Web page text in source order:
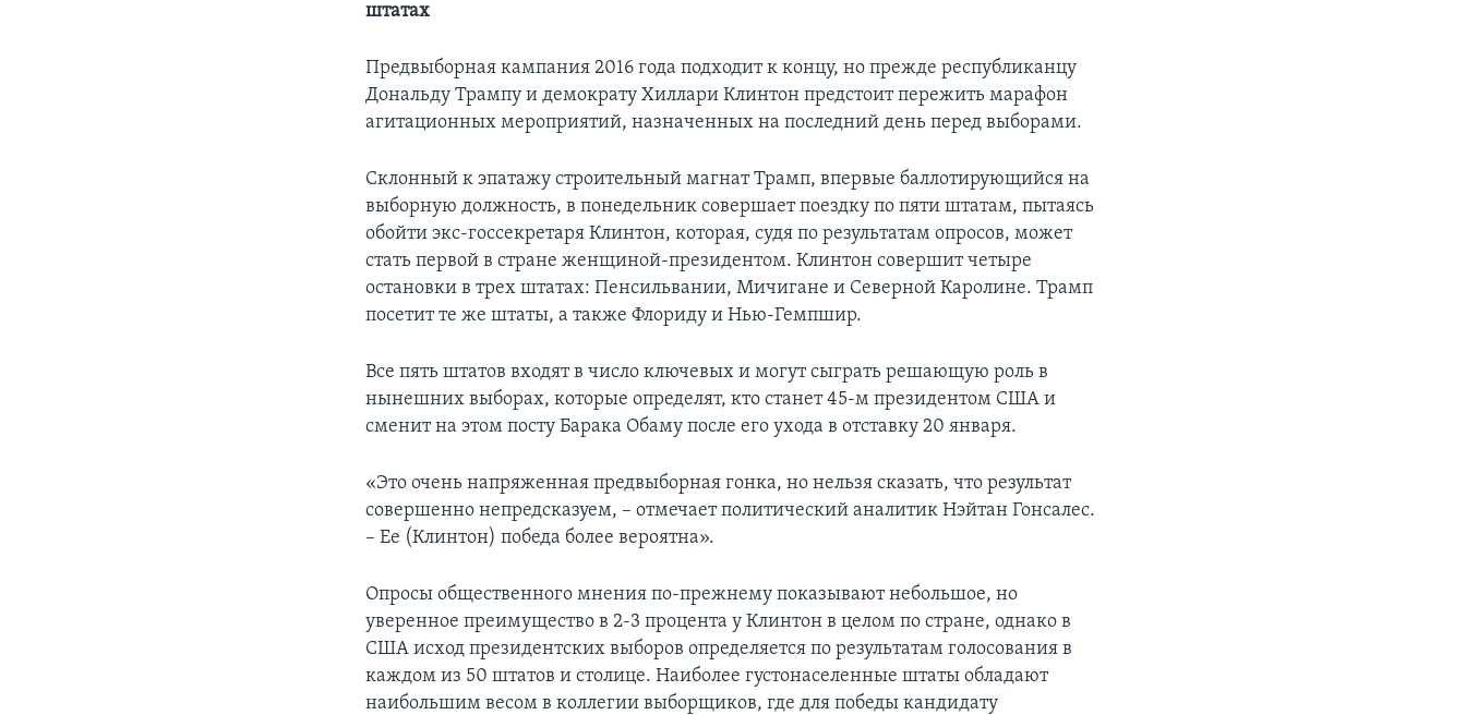
штатах
Предвыборная кампания 2016 года подходит к концу, но прежде республиканцу
Дональду Трампу и демократу Хиллари Клинтон предстоит пережить марафон
агитационных мероприятий, назначенных на последний день перед выборами.
Склонный к эпатажу строительный магнат Трамп, впервые баллотирующийся на
выборную должность, в понедельник совершает поездку по пяти штатам, пытаясь
обойти экс-госсекретаря Клинтон, которая, судя по результатам опросов, может
стать первой в стране женщиной-президентом. Клинтон совершит четыре
остановки в трех штатах: Пенсильвании, Мичигане и Северной Каролине. Трамп
посетит те же штаты, а также Флориду и Нью-Гемпшир.
Все пять штатов входят в число ключевых и могут сыграть решающую роль в
нынешних выборах, которые определят, кто станет 45-м президентом США и
сменит на этом посту Барака Обаму после его ухода в отставку 20 января.
«Это очень напряженная предвыборная гонка, но нельзя сказать, что результат
совершенно непредсказуем, – отмечает политический аналитик Нэйтан Гонсалес.
– Ее (Клинтон) победа более вероятна».
Опросы общественного мнения по-прежнему показывают небольшое, но
уверенное преимущество в 2-3 процента у Клинтон в целом по стране, однако в
США исход президентских выборов определяется по результатам голосования в
каждом из 50 штатов и столице. Наиболее густонаселенные штаты обладают
наибольшим весом в коллегии выборщиков, где для победы кандидату